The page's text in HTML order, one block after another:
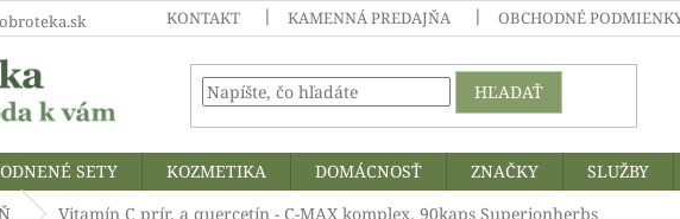
KONTAKT KAMENNÁ PREDAJŇA OBCHODNÉ
HĽADAŤ
SETY KOZMETIKA DOMÁCNOSŤ ZNAČKY
SLUŽBY
Vitamín C prír. a quercetín - C-MAX komplex, 90kaps Superionherbs